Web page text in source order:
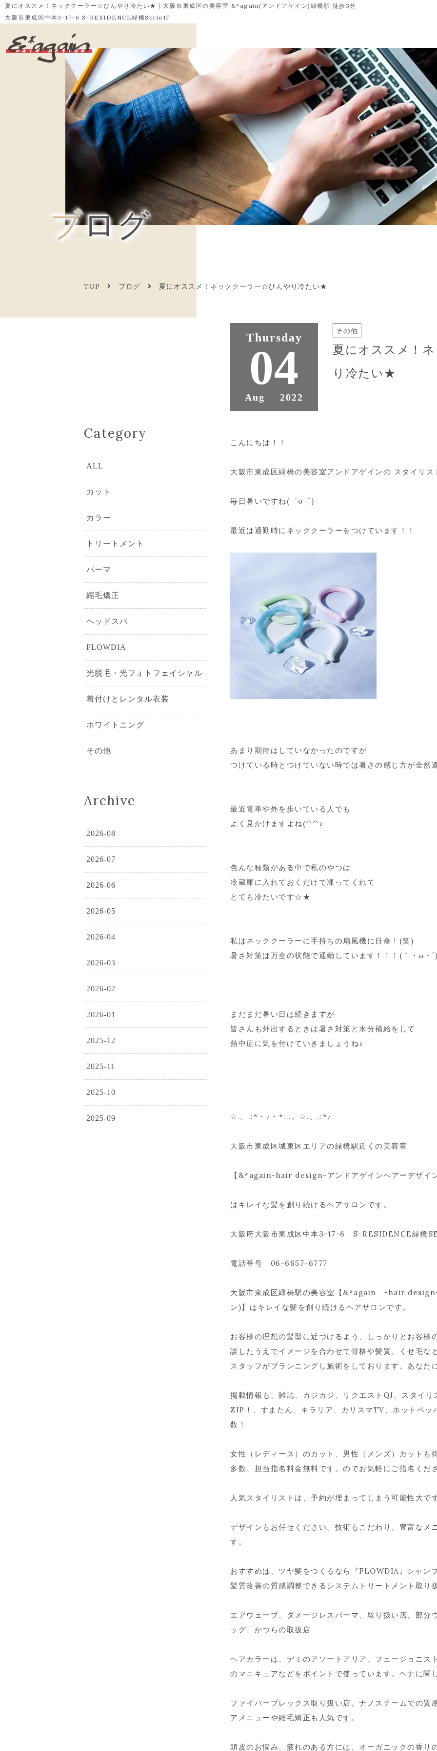
夏にオススメ！ネッククーラー☆ひんやり冷たい★｜大阪市東成区の美容室 &*again(アンドアゲイン)緑橋駅 徒歩3分
大阪市東成区中本3-17-6 S-RESIDENCE緑橋Serio1F
ブログ
TOP ブログ 夏にオススメ！ネッククーラー☆ひんやり冷たい★
Thursday
04
Aug 2022
その他
夏にオススメ！
り冷たい★
こんにちは！！
大阪市東成区緑橋の美容室アンドアゲインの スタイリス
毎日暑いですね(゜o゜)
最近は通勤時にネッククーラーをつけています！！
あまり期待はしていなかったのですが
つけている時とつけていない時では暑さの感じ方が全然
最近電車や外を歩いている人でも
よく見かけますよね(^^♪
色んな種類がある中で私のやつは
冷蔵庫に入れておくだけで凍ってくれて
とても冷たいです☆★
私はネッククーラーに手持ちの扇風機に日傘！(笑)
暑さ対策は万全の状態で通勤しています！！！(｀・ω・´)
まだまだ暑い日は続きますが
皆さんも外出するときは暑さ対策と水分補給をして
熱中症に気を付けていきましょうね♪
☆.。.:*・♪・*:..。☆.。.:*♪
大阪市東成区城東区エリアの緑橋駅近くの美容室
【&*again-hair design-アンドアゲインヘアーデザイン
はキレイな髪を創り続けるヘアサロンです。
大阪府大阪市東成区中本3-17-6 S-RESIDENCE緑橋
電話番号 06-6657-6777
大阪市東成区緑橋駅の美容室【&*again -hair
ン)】はキレイな髪を創り続けるヘアサロンです。
お客様の理想の髪型に近づけるよう、しっかりとお客様
談したうえでイメージを合わせて骨格や髪質、くせ毛な
スタッフがプランニングし施術をしております。あなた
掲載情報も、雑誌、カジカジ、リクエストQJ、スタイリ
ZIP！、すまたん、キラリア、カリスマTV、ホットペ
数！
女性（レディース）のカット、男性（メンズ）カットも
多数、担当指名料金無料です。のでお気軽にご指名くださ
人気スタイリストは、予約が埋まってしまう可能性大で
デザインもお任せください。技術もこだわり、豊富なメ
す。
おすすめは、ツヤ髪をつくるなら『FLOWDIA』シャン
髪質改善の質感調整できるシステムトリートメント取り
エアウェーブ、ダメージレスパーマ、取り扱い店。部分
ッグ、かつらの取扱店
ヘアカラーは、デミのアソートアリア、フュージョニス
のマニキュアなどをポイントで使っています。ヘナに関
ファイバープレックス取り扱い店。ナノスチームでの質
アメニューや縮毛矯正も人気です。
頭皮のお悩み、疲れのある方には、オーガニックの香り
Category
ALL
カット
カラー
トリートメント
パーマ
縮毛矯正
ヘッドスパ
FLOWDIA
光脱毛・光フォトフェイシャル
着付けとレンタル衣装
ホワイトニング
その他
Archive
2026-08
2026-07
2026-06
2026-05
2026-04
2026-03
2026-02
2026-01
2025-12
2025-11
2025-10
2025-09